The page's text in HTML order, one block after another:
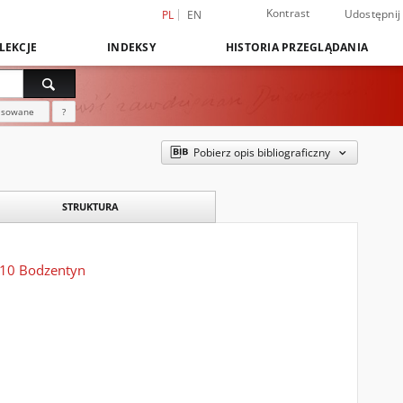
PL EN Kontrast Udostępnij
INDEKSY HISTORIA PRZEGLĄDANIA
?
Pobierz opis bibliograficzny
STRUKTURA
Bodzentyn